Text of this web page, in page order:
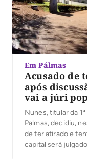
Em Pálmas
Acusado de
após
vai a júri
Nunes, titular da
Palmas, decidiu,
de ter atirado e
capital será